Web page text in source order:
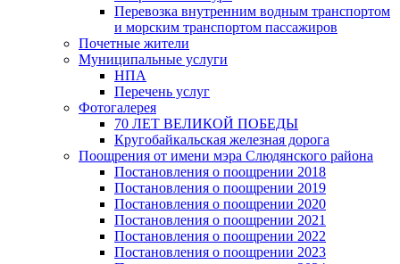
Перевозка внутренним водным транспортом
и морским транспортом пассажиров
Почетные жители
Муниципальные услуги
НПА
Перечень услуг
Фотогалерея
70 ЛЕТ ВЕЛИКОЙ ПОБЕДЫ
Кругобайкальская железная дорога
Поощрения от имени мэра Слюдянского района
Постановления о поощрении 2018
Постановления о поощрении 2019
Постановления о поощрении 2020
Постановления о поощрении 2021
Постановления о поощрении 2022
Постановления о поощрении 2023